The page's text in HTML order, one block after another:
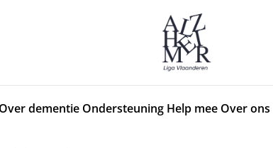
Over dementie Ondersteuning Help mee Over ons